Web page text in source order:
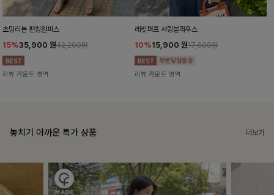
초밍리본 펀칭원피스
15%35,900 원42,200원
리뷰 카운트 영역
레킷퍼프 셔링블라우스
10%15,900 원17,600원
리뷰 카운트 영역
놓치기 아까운 특가 상품 더보기